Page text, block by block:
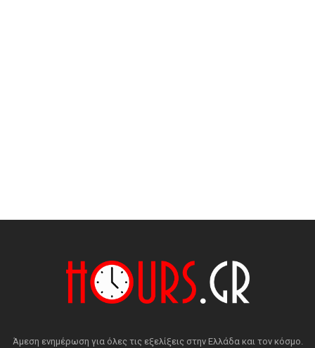
Άμεση ενημέρωση για όλες τις εξελίξεις στην Ελλάδα και τον κόσμο.